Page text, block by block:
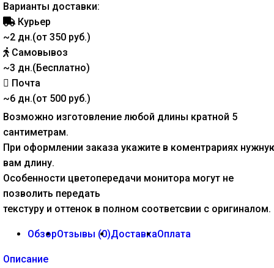
Варианты доставки:
Курьер
~2 дн.(от 350 руб.)
Самовывоз
~3 дн.(Бесплатно)
Почта
~6 дн.(от 500 руб.)
Возможно изготовление любой длины кратной 5
сантиметрам.
При оформлении заказа укажите в коментрариях
вам длину.
Особенности цветопередачи монитора могут не
позволить передать
текстуру и оттенок в полном соответсвии с оригиналом.
ОбзорОтзывы (0)ДоставкаОплата
Описание